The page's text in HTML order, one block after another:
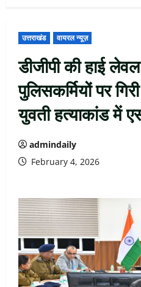
उत्तराखंड वायरल न्यूज़
डीजीपी की हाई
पुलिसकर्मियों पर
युवती हत्याकांड में
admindaily
February 4, 2026